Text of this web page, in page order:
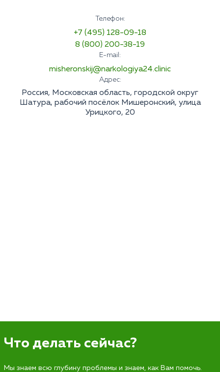
Телефон:
+7 (495) 128-09-18
8 (800) 200-38-19
E-mail:
misheronskij@narkologiya24.clinic
Адрес:
Россия, Московская область, городской округ
Шатура, рабочий посёлок Мишеронский, улица
Урицкого, 20
Что делать сейчас?
Мы знаем всю глубину проблемы и знаем, как Вам помочь.